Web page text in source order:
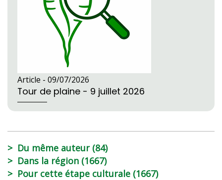
Article - 09/07/2026
Tour de plaine - 9 juillet 2026
Du même auteur (84)
Dans la région (1667)
Pour cette étape culturale (1667)